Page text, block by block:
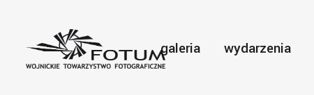
galeria wydarzenia